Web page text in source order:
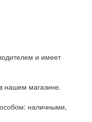
и имеет
нашем магазине.
наличными,